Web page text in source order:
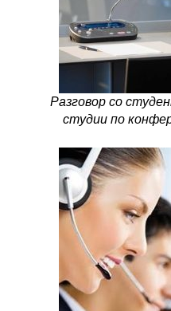
Разговор со
студии по